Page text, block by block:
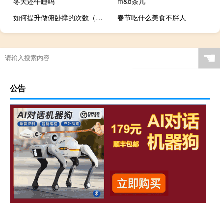
如何提升做俯卧撑的次数（俯卧撑的正确做法次数）
春节吃什么美食不胖人
☚
公告